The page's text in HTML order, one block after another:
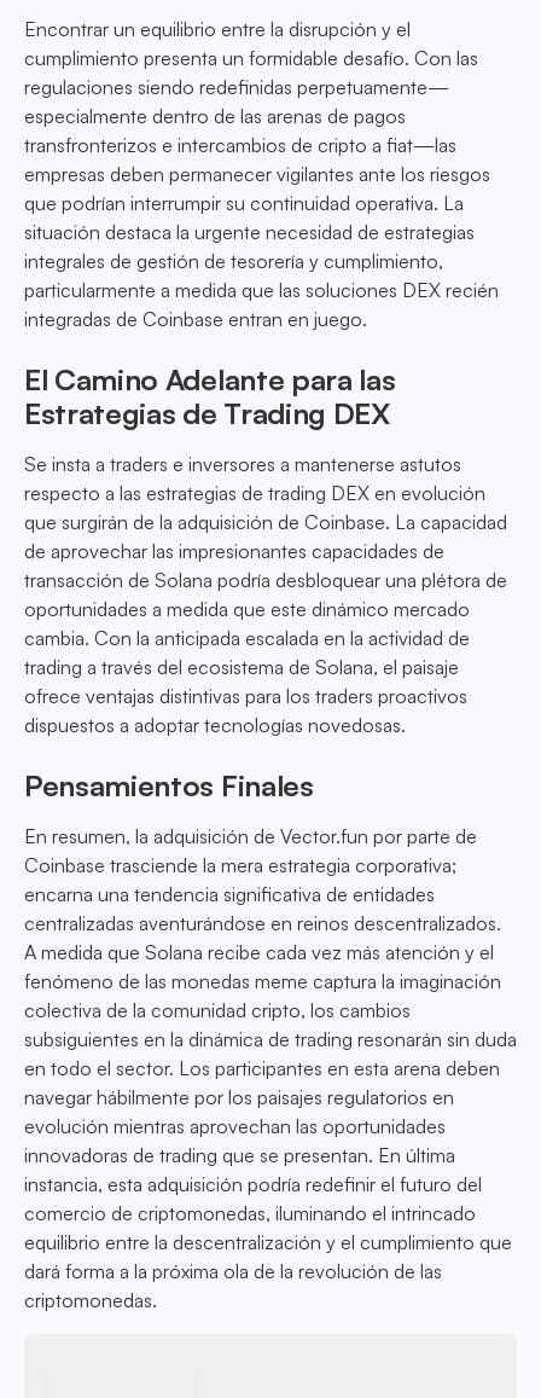
Encontrar un equilibrio entre la disrupción y el
cumplimiento presenta un formidable desafío. Con las
regulaciones siendo redefinidas perpetuamente—
especialmente dentro de las arenas de pagos
transfronterizos e intercambios de cripto a fiat—las
empresas deben permanecer vigilantes ante los riesgos
que podrían interrumpir su continuidad operativa. La
situación destaca la urgente necesidad de estrategias
integrales de gestión de tesorería y cumplimiento,
particularmente a medida que las soluciones DEX recién
integradas de Coinbase entran en juego.
El Camino Adelante para las
Estrategias de Trading DEX
Se insta a traders e inversores a mantenerse astutos
respecto a las estrategias de trading DEX en evolución
que surgirán de la adquisición de Coinbase. La capacidad
de aprovechar las impresionantes capacidades de
transacción de Solana podría desbloquear una plétora de
oportunidades a medida que este dinámico mercado
cambia. Con la anticipada escalada en la actividad de
trading a través del ecosistema de Solana, el paisaje
ofrece ventajas distintivas para los traders proactivos
dispuestos a adoptar tecnologías novedosas.
Pensamientos Finales
En resumen, la adquisición de Vector.fun por parte de
Coinbase trasciende la mera estrategia corporativa;
encarna una tendencia significativa de entidades
centralizadas aventurándose en reinos descentralizados.
A medida que Solana recibe cada vez más atención y el
fenómeno de las monedas meme captura la imaginación
colectiva de la comunidad cripto, los cambios
subsiguientes en la dinámica de trading resonarán sin duda
en todo el sector. Los participantes en esta arena deben
navegar hábilmente por los paisajes regulatorios en
evolución mientras aprovechan las oportunidades
innovadoras de trading que se presentan. En última
instancia, esta adquisición podría redefinir el futuro del
comercio de criptomonedas, iluminando el intrincado
equilibrio entre la descentralización y el cumplimiento que
dará forma a la próxima ola de la revolución de las
criptomonedas.